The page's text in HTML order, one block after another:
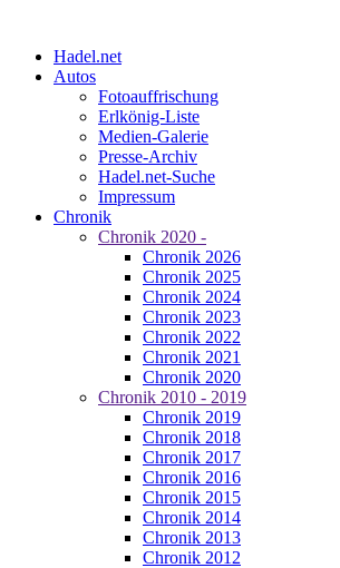
Hadel.net
Autos
Fotoauffrischung
Erlkönig-Liste
Medien-Galerie
Presse-Archiv
Hadel.net-Suche
Impressum
Chronik
Chronik 2020 -
Chronik 2026
Chronik 2025
Chronik 2024
Chronik 2023
Chronik 2022
Chronik 2021
Chronik 2020
Chronik 2010 - 2019
Chronik 2019
Chronik 2018
Chronik 2017
Chronik 2016
Chronik 2015
Chronik 2014
Chronik 2013
Chronik 2012